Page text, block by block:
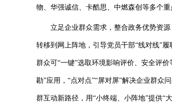
物、华强诚信、卡酷思、中燃森创等多个重
立足企业群众需求，整合政务优势资源
转移到网上阵地，引导党员干部“线对线”
群众可“一键”选取环境影响评价、安全评
勘”应用，“点对点”“屏对屏”解决企业群众
群互动新路径，用“小终端、小阵地”提供“